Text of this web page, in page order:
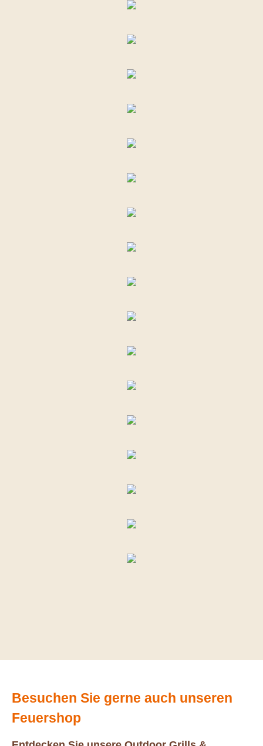
Besuchen Sie gerne auch unseren
Feuershop